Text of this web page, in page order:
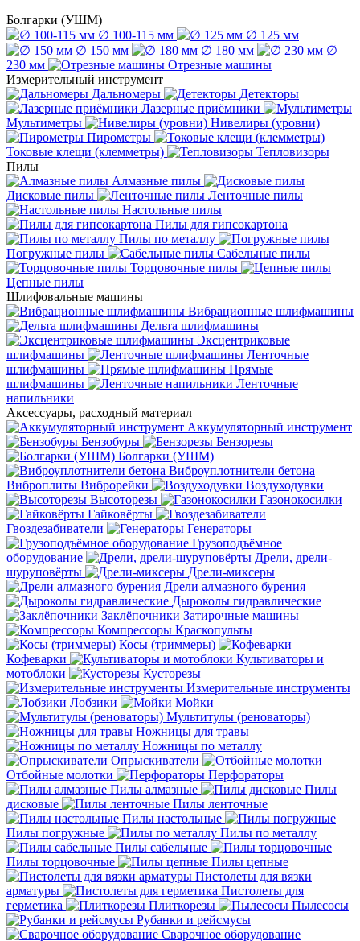
Болгарки (УШМ)
∅ 100-115 мм
∅ 125 мм
∅ 150 мм
∅ 180 мм
∅
230 мм
Отрезные машины
Измерительный инструмент
Дальномеры
Детекторы
Лазерные приёмники
Мультиметры
Нивелиры (уровни)
Пирометры
Токовые клещи (клемметры)
Тепловизоры
Пилы
Алмазные пилы
Дисковые пилы
Ленточные пилы
Настольные пилы
Пилы для гипсокартона
Пилы по металлу
Погружные пилы
Сабельные пилы
Торцовочные пилы
Цепные пилы
Шлифовальные машины
Вибрационные шлифмашины
Дельта шлифмашины
Эксцентриковые
шлифмашины
Ленточные
шлифмашины
Прямые
шлифмашины
Ленточные
напильники
Аксессуары, расходный материал
Аккумуляторный инструмент
Бензобуры
Бензорезы
Болгарки (УШМ)
Виброуплотнители бетона
Виброплиты Виброрейки
Воздуходувки
Высоторезы
Газонокосилки
Гайковёрты
Гвоздезабиватели
Генераторы
Грузоподъёмное
оборудование
Дрели, дрели-
шуруповёрты
Дрели-миксеры
Дрели алмазного бурения
Дыроколы гидравлические
Заклёпочники Затирочные машины
Компрессоры Краскопульты
Косы (триммеры)
Кофеварки
Культиваторы и
мотоблоки
Кусторезы
Измерительные инструменты
Лобзики
Мойки
Мультитулы (реноваторы)
Ножницы для травы
Ножницы по металлу
Опрыскиватели
Отбойные молотки
Перфораторы
Пилы алмазные
Пилы
дисковые
Пилы ленточные
Пилы настольные
Пилы погружные
Пилы по металлу
Пилы сабельные
Пилы торцовочные
Пилы цепные
Пистолеты для вязки
арматуры
Пистолеты для
герметика
Плиткорезы
Пылесосы
Рубанки и рейсмусы
Сварочное оборудование